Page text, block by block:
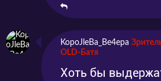
KopoJleBa_Be4epa
OLD-Батя
Хоть бы